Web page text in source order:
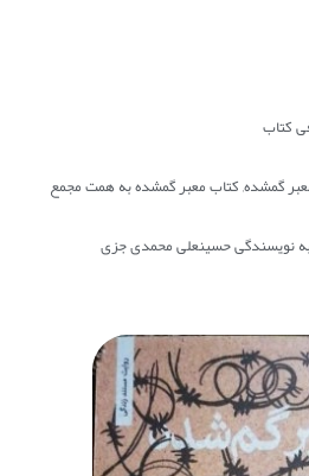
کتاب
گمشده,کتاب معبر گمشده به همت مجمع
نویسندگی حسینعلی محمدی جزی